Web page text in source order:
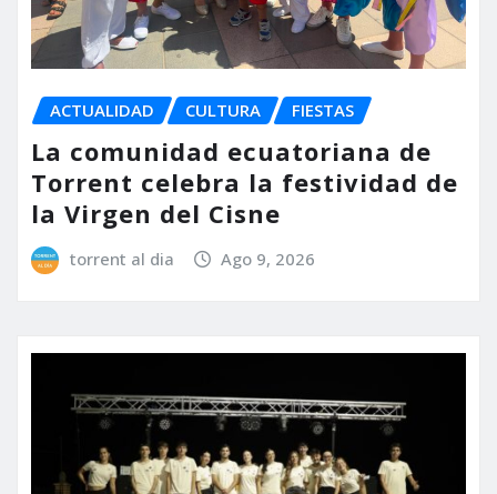
ACTUALIDAD CULTURA FIESTAS
La comunidad ecuatoriana de
Torrent celebra la festividad de
la Virgen del Cisne
torrent al dia Ago 9, 2026